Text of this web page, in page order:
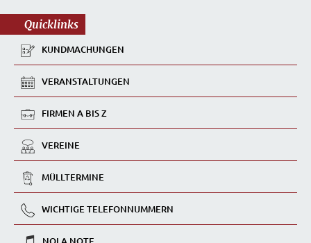
Quicklinks
KUNDMACHUNGEN
VERANSTALTUNGEN
FIRMEN A BIS Z
VEREINE
MÜLLTERMINE
WICHTIGE TELEFONNUMMERN